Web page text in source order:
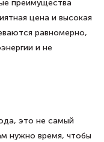
преимущества
цена и высокая
равномерно,
и не
это не самый
нужно время, чтобы